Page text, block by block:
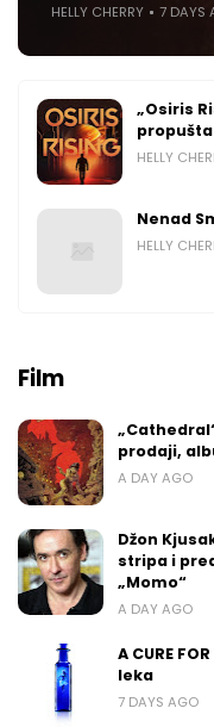
HELLY CHERRY 7 DAYS
„Osiris
propušta
HELLY
Nenad
HELLY
Film
prodaji,
A DAY AGO
Džon
stripa i
„Momo“
A DAY AGO
A CURE
leka
7 DAYS AGO